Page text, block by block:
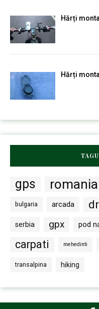
Hărți
Hărți
gps romania
bulgaria arcada
serbia gpx pod
carpati mehedinti
transalpina hiking